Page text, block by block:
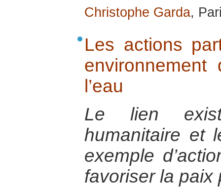
Christophe Garda,
Les actions
l’eau
Le lien
humanitaire et
exemple
favoriser la paix